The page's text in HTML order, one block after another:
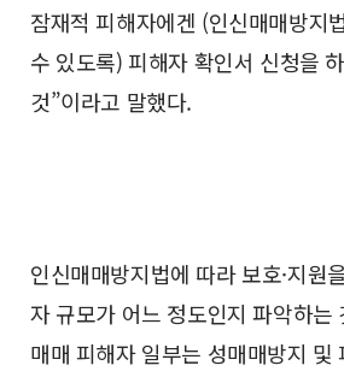
잠재적 피해자에겐 (인신매매방지
수 있도록) 피해자 확인서 신청을
것”이라고 말했다.
인신매매방지법에 따라 보호·지원
자 규모가 어느 정도인지 파악하는
매매 피해자 일부는 성매매방지 및